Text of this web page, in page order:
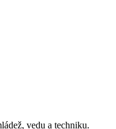
vedu a techniku.